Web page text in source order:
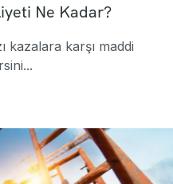
Ne Kadar?
kazalara karşı maddi